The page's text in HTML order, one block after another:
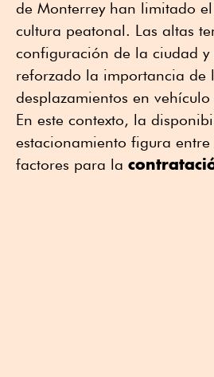
de Monterrey han limitado
cultura peatonal. Las altas
configuración de la ciudad
reforzado la importancia de
desplazamientos en
En este contexto, la
estacionamiento figura
factores para la